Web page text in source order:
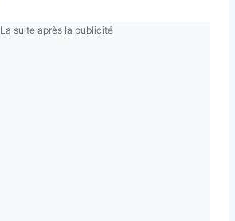
La suite après la publicité